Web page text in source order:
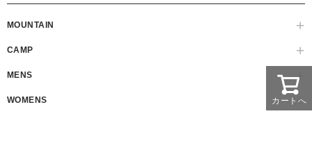
MOUNTAIN
CAMP
MENS
WOMENS カートへ